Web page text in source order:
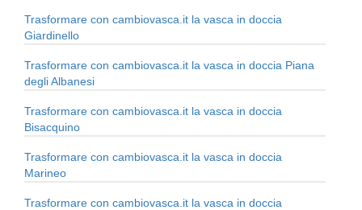
Trasformare con cambiovasca.it la vasca in doccia
Giardinello
Trasformare con cambiovasca.it la vasca in doccia Piana
degli Albanesi
Trasformare con cambiovasca.it la vasca in doccia
Bisacquino
Trasformare con cambiovasca.it la vasca in doccia
Marineo
Trasformare con cambiovasca.it la vasca in doccia